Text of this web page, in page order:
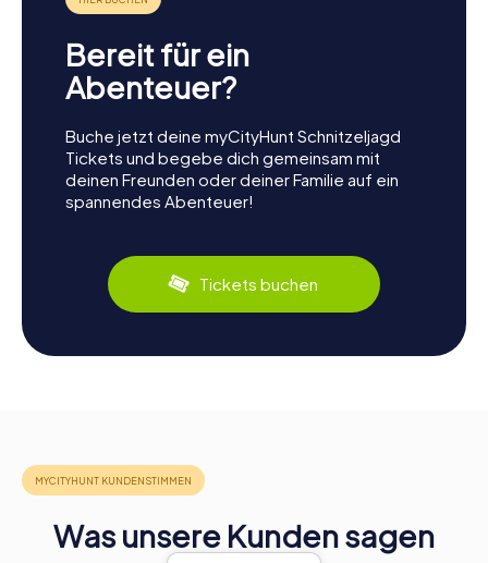
Bereit für ein
Abenteuer?
Buche jetzt deine myCityHunt Schnitzeljagd
Tickets und begebe dich gemeinsam mit
deinen Freunden oder deiner Familie auf ein
spannendes Abenteuer!
Tickets buchen
Was unsere Kunden sagen